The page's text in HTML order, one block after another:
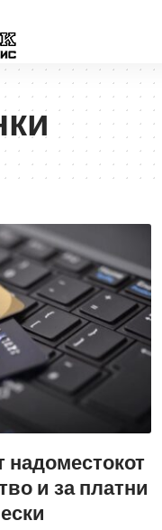
надоместокот
и за платни